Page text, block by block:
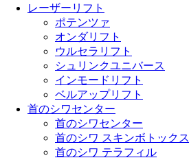
レーザーリフト
ポテンツァ
オンダリフト
ウルセラリフト
シュリンクユニバース
インモードリフト
ベルアップリフト
首のシワセンター
首のシワセンター
首のシワ スキンボトックス
首のシワ テラフィル